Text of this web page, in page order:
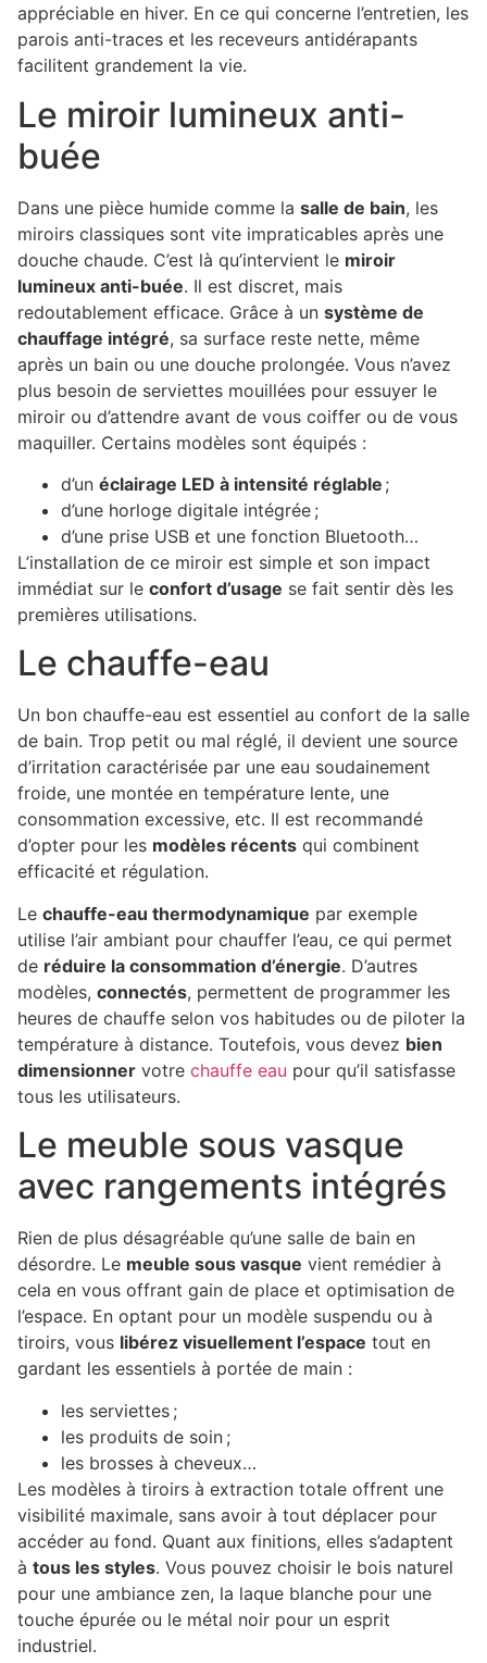
appréciable en hiver. En ce qui concerne l’entretien, les
parois anti-traces et les receveurs antidérapants
facilitent grandement la vie.
Le miroir lumineux anti-
buée
Dans une pièce humide comme la salle de bain, les
miroirs classiques sont vite impraticables après une
douche chaude. C’est là qu’intervient le miroir
lumineux anti-buée. Il est discret, mais
redoutablement efficace. Grâce à un système de
chauffage intégré, sa surface reste nette, même
après un bain ou une douche prolongée. Vous n’avez
plus besoin de serviettes mouillées pour essuyer le
miroir ou d’attendre avant de vous coiffer ou de vous
maquiller. Certains modèles sont équipés :
d’un éclairage LED à intensité réglable ;
d’une horloge digitale intégrée ;
d’une prise USB et une fonction Bluetooth…
L’installation de ce miroir est simple et son impact
immédiat sur le confort d’usage se fait sentir dès les
premières utilisations.
Le chauffe-eau
Un bon chauffe-eau est essentiel au confort de la salle
de bain. Trop petit ou mal réglé, il devient une source
d’irritation caractérisée par une eau soudainement
froide, une montée en température lente, une
consommation excessive, etc. Il est recommandé
d’opter pour les modèles récents qui combinent
efficacité et régulation.
Le chauffe-eau thermodynamique par exemple
utilise l’air ambiant pour chauffer l’eau, ce qui permet
de réduire la consommation d’énergie. D’autres
modèles, connectés, permettent de programmer les
heures de chauffe selon vos habitudes ou de piloter la
température à distance. Toutefois, vous devez bien
dimensionner votre chauffe eau pour qu’il satisfasse
tous les utilisateurs.
Le meuble sous vasque
avec rangements intégrés
Rien de plus désagréable qu’une salle de bain en
désordre. Le meuble sous vasque vient remédier à
cela en vous offrant gain de place et optimisation de
l’espace. En optant pour un modèle suspendu ou à
tiroirs, vous libérez visuellement l’espace tout en
gardant les essentiels à portée de main :
les serviettes ;
les produits de soin ;
les brosses à cheveux…
Les modèles à tiroirs à extraction totale offrent une
visibilité maximale, sans avoir à tout déplacer pour
accéder au fond. Quant aux finitions, elles s’adaptent
à tous les styles. Vous pouvez choisir le bois naturel
pour une ambiance zen, la laque blanche pour une
touche épurée ou le métal noir pour un esprit
industriel.